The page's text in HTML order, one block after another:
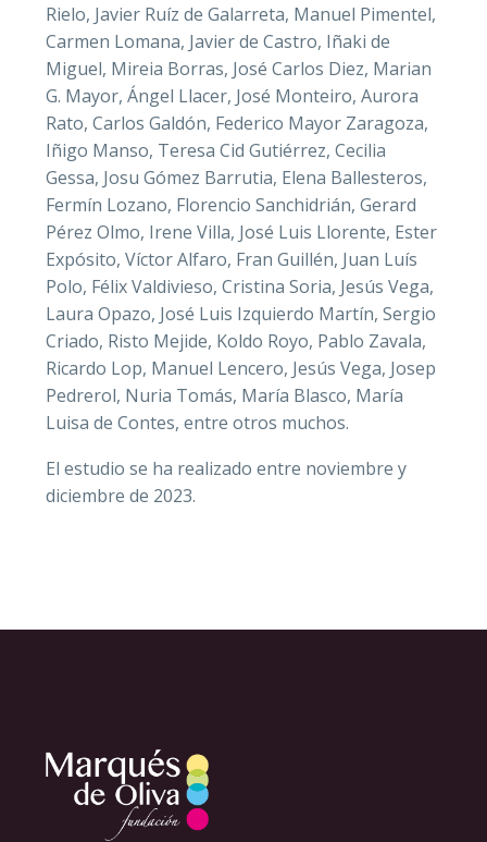
Rielo, Javier Ruíz de Galarreta, Manuel Pimentel,
Carmen Lomana, Javier de Castro, Iñaki de
Miguel, Mireia Borras, José Carlos Diez, Marian
G. Mayor, Ángel Llacer, José Monteiro, Aurora
Rato, Carlos Galdón, Federico Mayor Zaragoza,
Iñigo Manso, Teresa Cid Gutiérrez, Cecilia
Gessa, Josu Gómez Barrutia, Elena Ballesteros,
Fermín Lozano, Florencio Sanchidrián, Gerard
Pérez Olmo, Irene Villa, José Luis Llorente, Ester
Expósito, Víctor Alfaro, Fran Guillén, Juan Luís
Polo, Félix Valdivieso, Cristina Soria, Jesús Vega,
Laura Opazo, José Luis Izquierdo Martín, Sergio
Criado, Risto Mejide, Koldo Royo, Pablo Zavala,
Ricardo Lop, Manuel Lencero, Jesús Vega, Josep
Pedrerol, Nuria Tomás, María Blasco, María
Luisa de Contes, entre otros muchos.
El estudio se ha realizado entre noviembre y
diciembre de 2023.